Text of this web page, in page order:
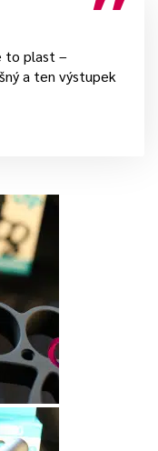
to plast –
a ten výstupek